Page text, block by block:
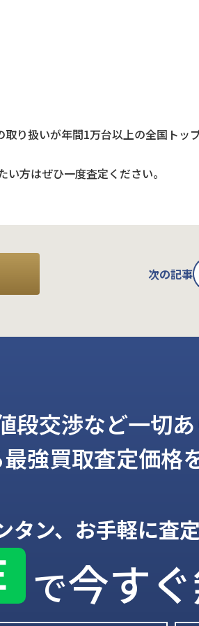
り扱いが年間1万台以上の全国トッ
方はぜひ一度査定ください。
次の記事
段交渉など一切
最強買取査定価格
タン、お手軽に査
で今す